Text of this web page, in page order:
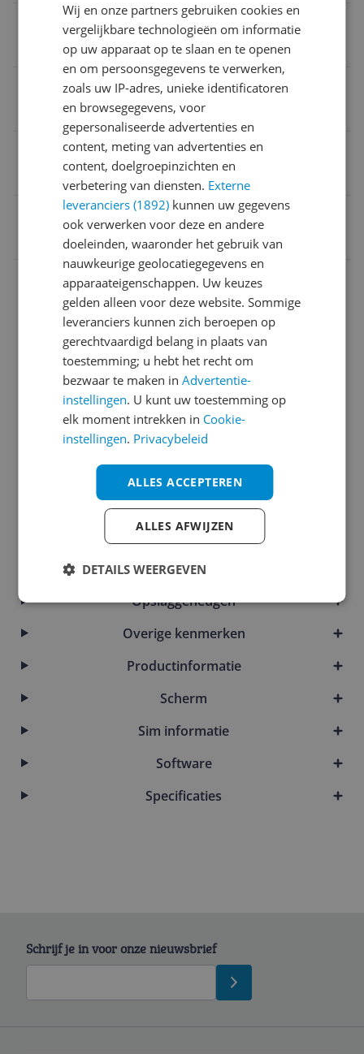
Schermtype
AMOLED
Schermgrootte
Besturingssysteem
8806095414485
Aansluitingen
Algemeen
Batterij
Camera
Connectiviteit
Display
Eigenschappen
Introductie en ondersteuning
Kenmerken
Mogelijke vereisten instellen en gebruik
Opslaggeheugen
Overige kenmerken
Productinformatie
Scherm
Sim informatie
Software
Specificaties
Schrijf je in voor onze nieuwsbrief
Wij en onze partners gebruiken cookies en
vergelijkbare technologieën om informatie
op uw apparaat op te slaan en te openen
en om persoonsgegevens te verwerken,
zoals uw IP-adres, unieke identificatoren
en browsegegevens, voor
gepersonaliseerde advertenties en
content, meting van advertenties en
content, doelgroepinzichten en
verbetering van diensten. Externe
leveranciers (1892) kunnen uw gegevens
ook verwerken voor deze en andere
doeleinden, waaronder het gebruik van
nauwkeurige geolocatiegegevens en
apparaateigenschappen. Uw keuzes
gelden alleen voor deze website. Sommige
leveranciers kunnen zich beroepen op
gerechtvaardigd belang in plaats van
toestemming; u hebt het recht om
bezwaar te maken inAdvertentie-
instellingen. U kunt uw toestemming op
elk moment intrekken in Cookie-
instellingen. Privacybeleid
ALLES ACCEPTEREN
ALLES AFWIJZEN
DETAILS WEERGEVEN